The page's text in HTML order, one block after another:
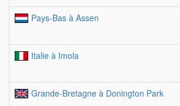
Pays-Bas à Assen
Italie à Imola
Grande-Bretagne à Donington Park